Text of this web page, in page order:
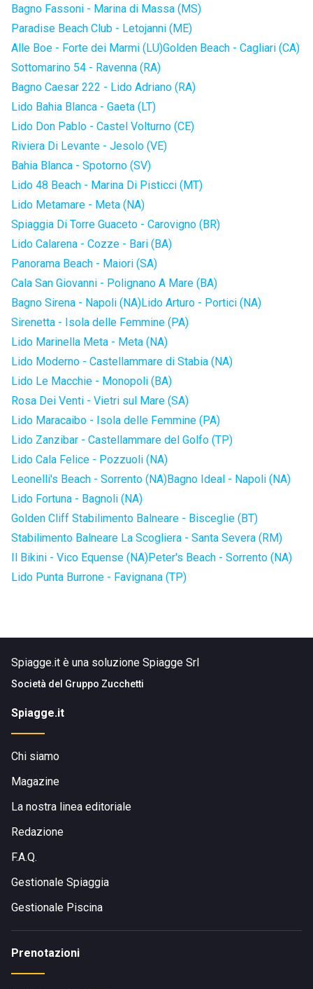
Bagno Fassoni - Marina di Massa (MS)
Paradise Beach Club - Letojanni (ME)
Alle Boe - Forte dei Marmi (LU)Golden Beach - Cagliari (CA)
Sottomarino 54 - Ravenna (RA)
Bagno Caesar 222 - Lido Adriano (RA)
Lido Bahia Blanca - Gaeta (LT)
Lido Don Pablo - Castel Volturno (CE)
Riviera Di Levante - Jesolo (VE)
Bahia Blanca - Spotorno (SV)
Lido 48 Beach - Marina Di Pisticci (MT)
Lido Metamare - Meta (NA)
Spiaggia Di Torre Guaceto - Carovigno (BR)
Lido Calarena - Cozze - Bari (BA)
Panorama Beach - Maiori (SA)
Cala San Giovanni - Polignano A Mare (BA)
Bagno Sirena - Napoli (NA)Lido Arturo - Portici (NA)
Sirenetta - Isola delle Femmine (PA)
Lido Marinella Meta - Meta (NA)
Lido Moderno - Castellammare di Stabia (NA)
Lido Le Macchie - Monopoli (BA)
Rosa Dei Venti - Vietri sul Mare (SA)
Lido Maracaibo - Isola delle Femmine (PA)
Lido Zanzibar - Castellammare del Golfo (TP)
Lido Cala Felice - Pozzuoli (NA)
Leonelli's Beach - Sorrento (NA)Bagno Ideal - Napoli (NA)
Lido Fortuna - Bagnoli (NA)
Golden Cliff Stabilimento Balneare - Bisceglie (BT)
Stabilimento Balneare La Scogliera - Santa Severa (RM)
Il Bikini - Vico Equense (NA)Peter's Beach - Sorrento (NA)
Lido Punta Burrone - Favignana (TP)
Spiagge.it è una soluzione Spiagge Srl
Società del Gruppo Zucchetti
Spiagge.it
Chi siamo
Magazine
La nostra linea editoriale
Redazione
F.A.Q.
Gestionale Spiaggia
Gestionale Piscina
Prenotazioni